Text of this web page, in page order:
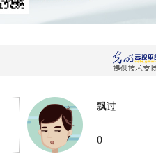
飘过
0